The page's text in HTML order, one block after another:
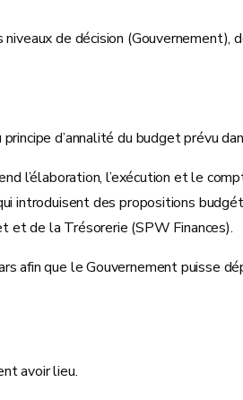
de décision (Gouvernement),
d’annalité du budget prévu
l’élaboration, l’exécution et le
des propositions
et de la Trésorerie (SPW Finances).
afin que le Gouvernement puisse
avoir lieu.